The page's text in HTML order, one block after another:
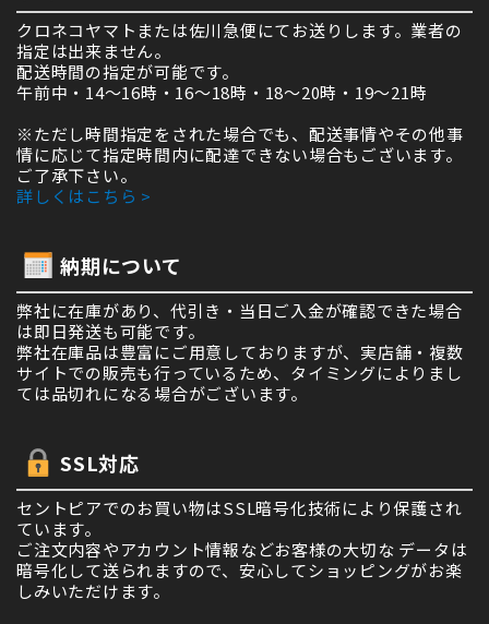
クロネコヤマトまたは佐川急便にてお送りします。業者の
指定は出来ません。
配送時間の指定が可能です。
午前中・14～16時・16～18時・18～20時・19～21時
※ただし時間指定をされた場合でも、配送事情やその他事
情に応じて指定時間内に配達できない場合もございます。
ご了承下さい。
詳しくはこちら >
納期について
弊社に在庫があり、代引き・当日ご入金が確認できた場合
は即日発送も可能です。
弊社在庫品は豊富にご用意しておりますが、実店舗・複数
サイトでの販売も行っているため、タイミングによりまし
ては品切れになる場合がございます。
SSL対応
セントピアでのお買い物はSSL暗号化技術により保護され
ています。
ご注文内容やアカウント情報などお客様の大切な データは
暗号化して送られますので、安心してショッピングがお楽
しみいただけます。